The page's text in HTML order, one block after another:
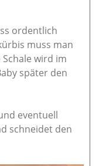
ordentlich
muss man
wird im
später den
eventuell
schneidet den